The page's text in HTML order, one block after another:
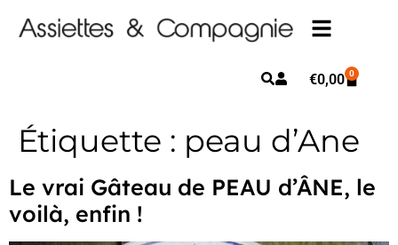
€0,00 0
Étiquette : peau d’Ane
Le vrai Gâteau de PEAU d’ÂNE, le
voilà, enfin !